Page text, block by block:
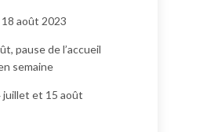
août 2023
pause de l’accueil
semaine
juillet et 15 août